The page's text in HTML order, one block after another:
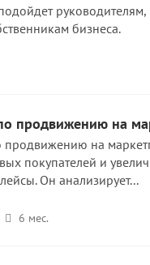
бизнеса.
продвижению на
продвижению на
покупателей и
Он анализирует...
6 мес.